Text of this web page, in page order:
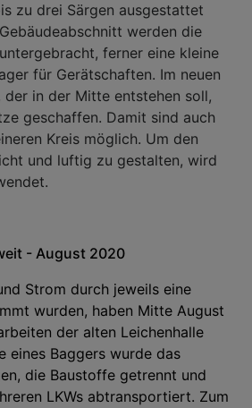
zu drei Särgen ausgestattet
werden die
ferner eine kleine
für Gerätschaften. Im neuen
der in der Mitte entstehen soll,
geschaffen. Damit sind auch
Kreis möglich. Um den
und luftig zu gestalten, wird
- August 2020
Strom durch jeweils eine
wurden, haben Mitte August
der alten Leichenhalle
eines Baggers wurde das
die Baustoffe getrennt und
LKWs abtransportiert. Zum